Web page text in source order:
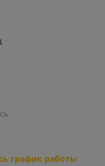
график работы